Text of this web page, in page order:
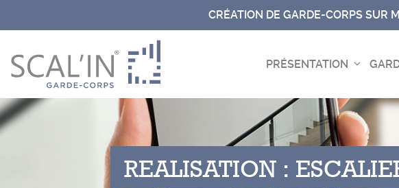
au
contenu
CRÉATION DE GARDE-CORPS SUR
PRÉSENTATION
REALISATION :